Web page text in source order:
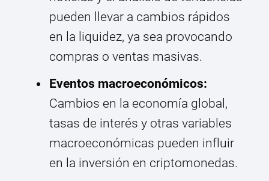
pueden llevar a cambios rápidos
en la liquidez, ya sea provocando
compras o ventas masivas.
Eventos macroeconómicos:
Cambios en la economía global,
tasas de interés y otras variables
macroeconómicas pueden influir
en la inversión en criptomonedas.